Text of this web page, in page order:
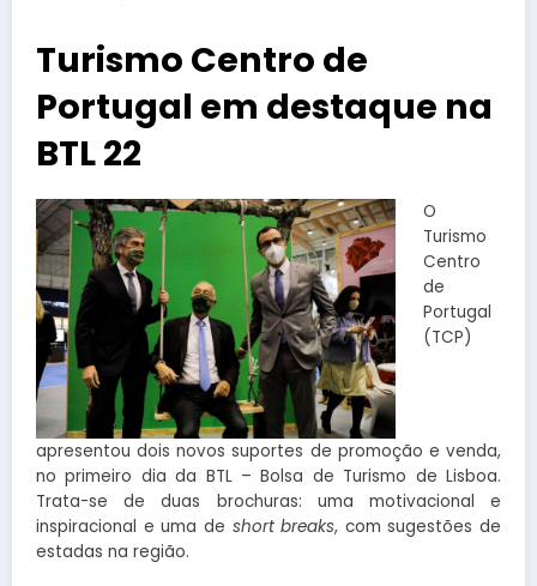
Turismo Centro de
Portugal em destaque na
BTL 22
O
Turismo
Centro
de
Portugal
(TCP)
apresentou dois novos suportes de promoção e venda,
no primeiro dia da BTL – Bolsa de Turismo de Lisboa.
Trata-se de duas brochuras: uma motivacional e
inspiracional e uma de short breaks, com sugestões de
estadas na região.